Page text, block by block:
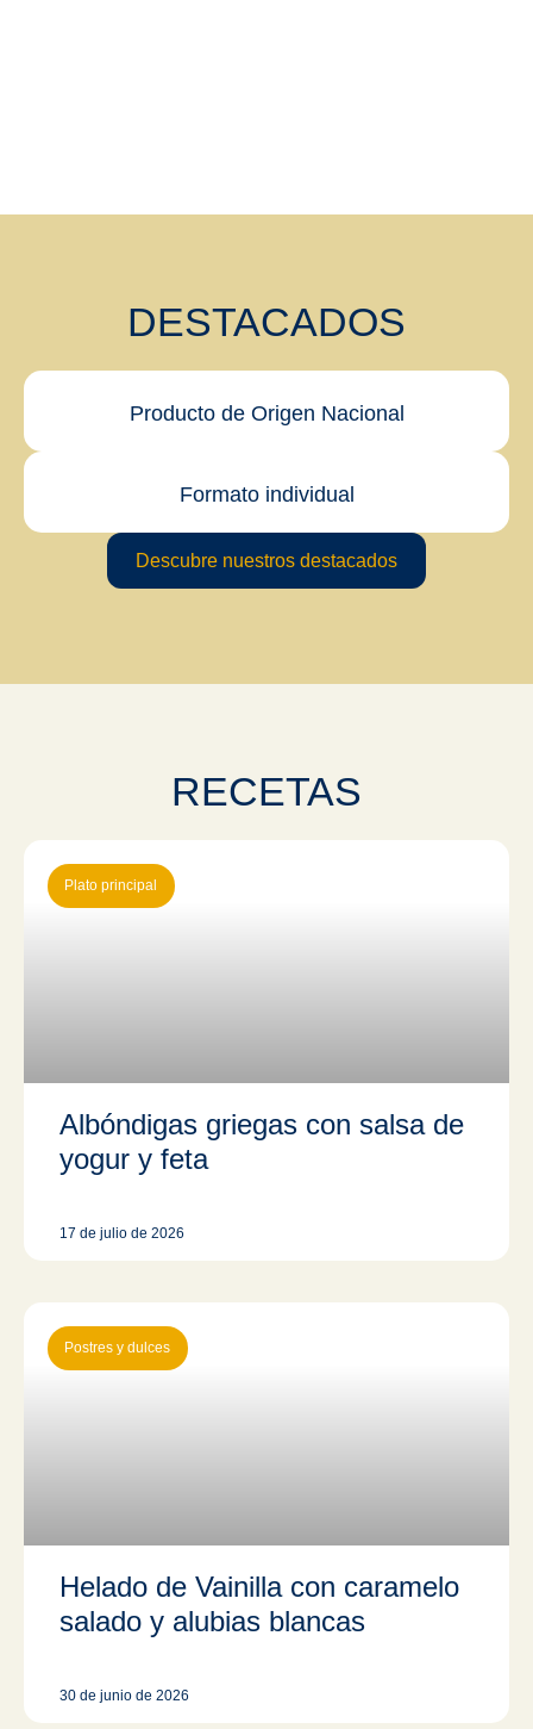
DESTACADOS
Producto de Origen Nacional
Formato individual
Descubre nuestros destacados
RECETAS
Plato principal
Albóndigas griegas con salsa de
yogur y feta
17 de julio de 2026
Postres y dulces
Helado de Vainilla con caramelo
salado y alubias blancas
30 de junio de 2026